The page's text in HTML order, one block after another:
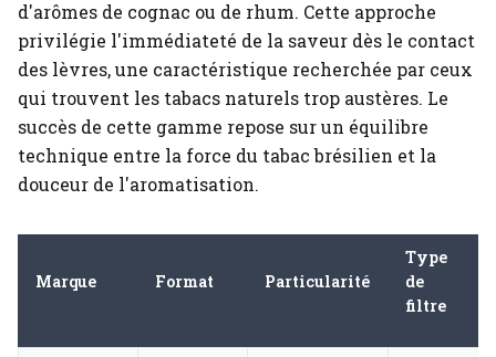
d'arômes de cognac ou de rhum. Cette approche
privilégie l'immédiateté de la saveur dès le contact
des lèvres, une caractéristique recherchée par ceux
qui trouvent les tabacs naturels trop austères. Le
succès de cette gamme repose sur un équilibre
technique entre la force du tabac brésilien et la
douceur de l'aromatisation.
Marque Format Particularité
Type
de
filtre